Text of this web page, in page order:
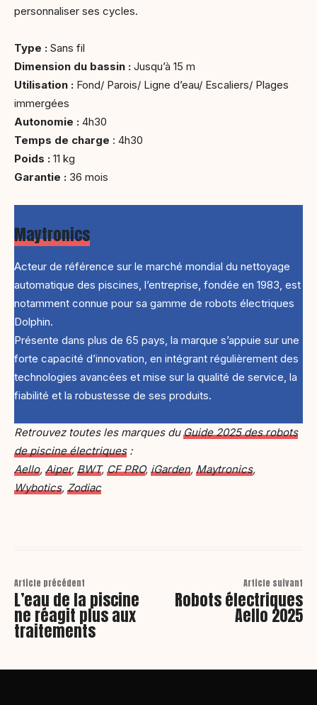
personnaliser ses cycles.
Type : Sans fil
Dimension du bassin : Jusqu’à 15 m
Utilisation : Fond/ Parois/ Ligne d’eau/ Escaliers/ Plages
immergées
Autonomie : 4h30
Temps de charge : 4h30
Poids : 11 kg
Garantie : 36 mois
Maytronics
Acteur de référence sur le marché mondial du nettoyage
automatique des piscines, l’entreprise, fondée en 1983, est
notamment connue pour sa gamme de robots électriques
Dolphin.
Présente dans plus de 65 pays, la marque s’appuie sur une
forte capacité d’innovation, en intégrant régulièrement des
technologies avancées et mise sur la qualité de service, la
fiabilité et la robustesse de ses produits.
Retrouvez toutes les marques duGuide 2025 des robots
de piscine électriques:
Aello, Aiper, BWT, CF PRO, iGarden, Maytronics,
Wybotics, Zodiac
Article précédent
L’eau de la piscine
ne réagit plus aux
traitements
Article suivant
Robots électriques
Aello 2025